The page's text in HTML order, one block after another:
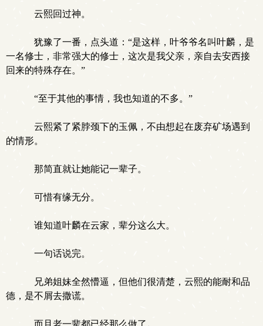
云熙回过神。
犹豫了一番，点头道：“是这样，叶爷爷名叫叶麟，是
一名修士，非常强大的修士，这次是我父亲，亲自去安西接
回来的特殊存在。”
“至于其他的事情，我也知道的不多。”
云熙紧了紧脖颈下的玉佩，不由想起在废弃矿场遇到
的情形。
那简直就让她能记一辈子。
可惜有缘无分。
谁知道叶麟在云家，辈分这么大。
一句话说完。
兄弟姐妹全然懵逼，但他们很清楚，云熙的能耐和品
德，是不屑去撒谎。
而且老一辈都已经那么做了。